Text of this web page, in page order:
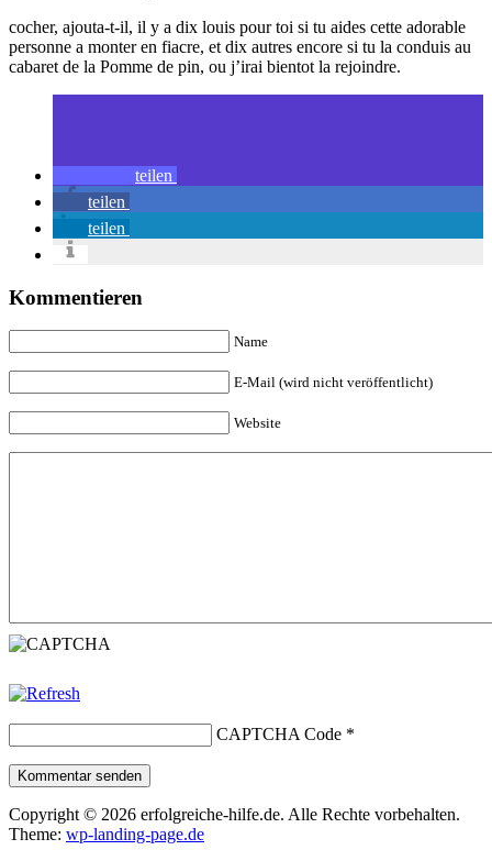
cocher, ajouta-t-il, il y a dix louis pour toi si tu aides cette adorable
personne a monter en fiacre, et dix autres encore si tu la conduis au
cabaret de la Pomme de pin, ou j’irai bientot la rejoindre.
teilen
teilen
teilen
Kommentieren
Name
E-Mail (wird nicht veröffentlicht)
Website
CAPTCHA Code *
Kommentar senden
Copyright © 2026 erfolgreiche-hilfe.de. Alle Rechte vorbehalten.
Theme: wp-landing-page.de